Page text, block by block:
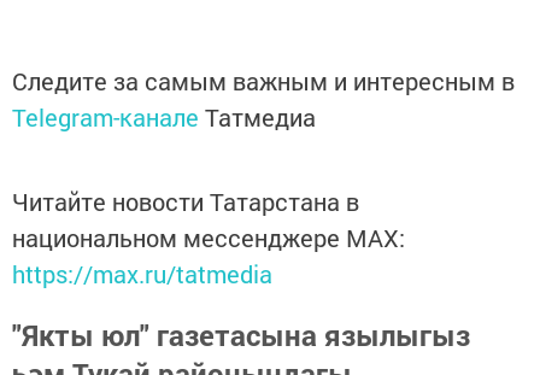
Следите за самым важным и интересным в
Telegram-канале Татмедиа
Читайте новости Татарстана в
национальном мессенджере MАХ:
https://max.ru/tatmedia
"Якты юл" газетасына язылыгыз